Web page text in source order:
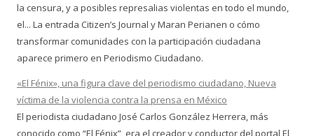
la censura, y a posibles represalias violentas en todo el mundo,
el... La entrada Citizen’s Journal y Maran Perianen o cómo
transformar comunidades con la participación ciudadana
aparece primero en Periodismo Ciudadano.
«El Fénix», una figura clave del periodismo ciudadano, Nueva
víctima de la violencia contra la prensa en México
El periodista ciudadano José Carlos González Herrera, más
conocido como “El Fénix”, era el creador y conductor del portal El